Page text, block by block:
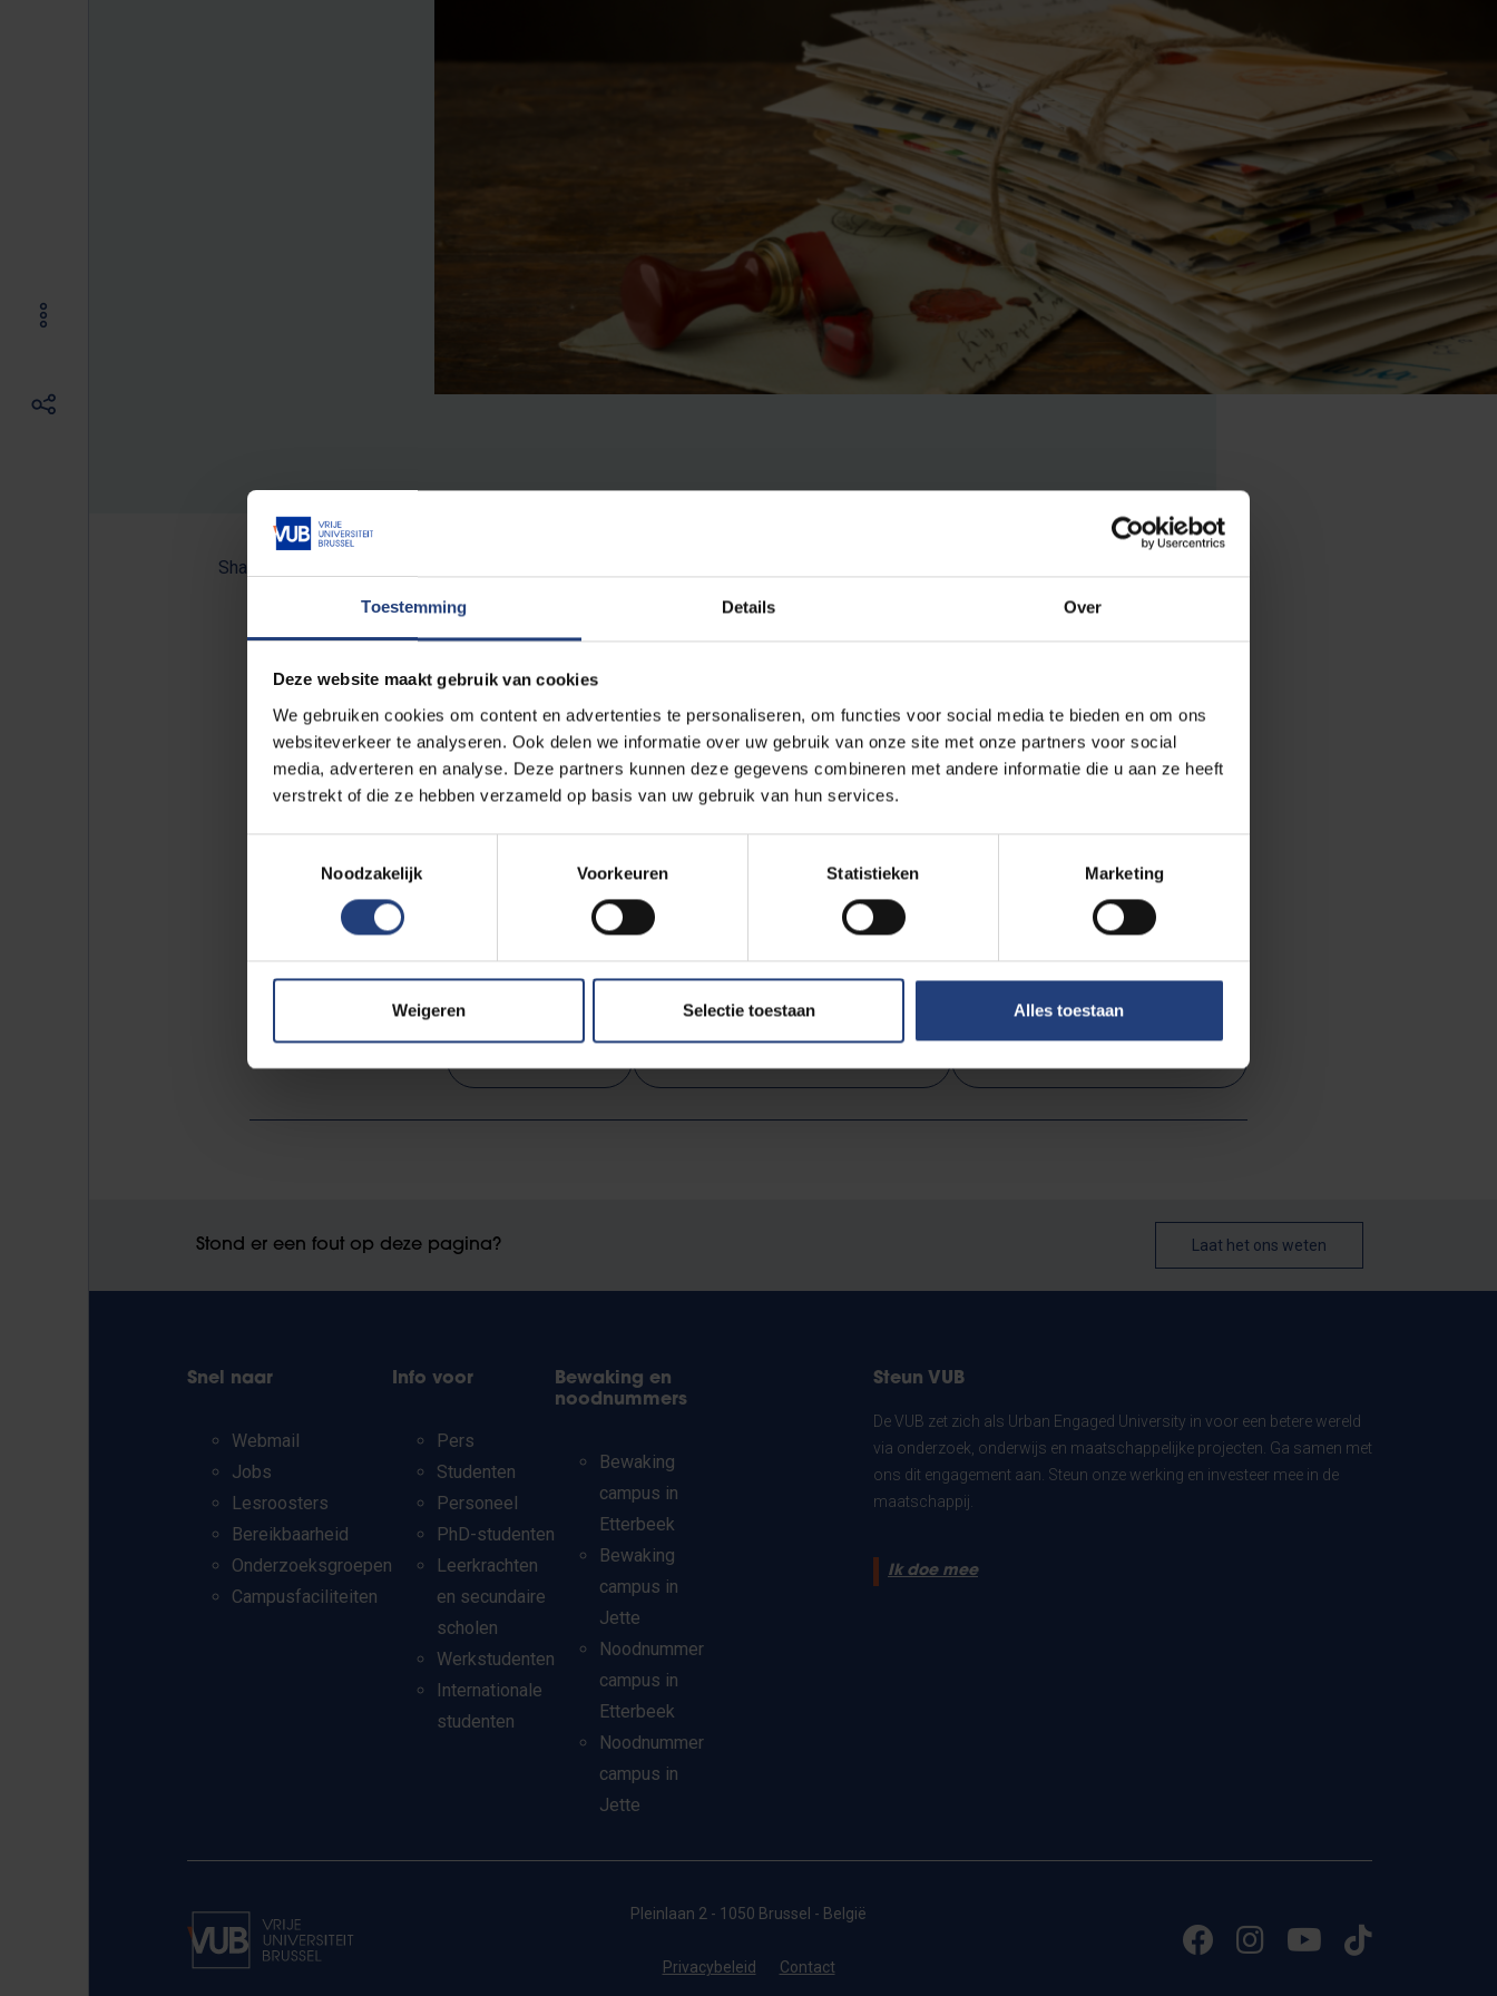
Toestemming Details Over
Deze website maakt gebruik van cookies
We gebruiken cookies om content en advertenties te personaliseren, om functies voor social media te bieden en om ons
websiteverkeer te analyseren. Ook delen we informatie over uw gebruik van onze site met onze partners voor social
media, adverteren en analyse. Deze partners kunnen deze gegevens combineren met andere informatie die u aan ze heeft
verstrekt of die ze hebben verzameld op basis van uw gebruik van hun services.
Noodzakelijk
Voorkeuren Statistieken Marketing
Weigeren Selectie toestaan Alles toestaan
Share:
Wist je dat heel wat Vlamingen rond de start van de twintigste eeuw naar Verenigde Staten trokken om een
nieuw (en beter) leven te beginnen? Het Red Star Line Museum gaat daarom op zoek naar brieven, postkaartjes
en dagboeken van vroege Vlaamse landverhuizers uit de zogenoaamde ‘Red Star Line-periode’. VUB-
doctoraatsonderzoeksterYasmin Crombezwil a.d.h.v. deze brieven de invloed van het Engels op het
taalgebruik van deze Vlaamse migranten onderzoeken. De brieven die ze stuurden naar hun vrienden en familie
in Vlaanderen kunnen namelijk heel wat prijs geven over hun taalgebruik, maar ook interessante historische
verhalen bevatten. Het museum zou daarom enkele verhalen willen opnemen in de vaste collectie. Lees meer
Stond er een fout op deze pagina? Laat het ons weten
Snel naar
Webmail
Jobs
Lesroosters
Bereikbaarheid
Onderzoeksgroepen
Campusfaciliteiten
Info voor
Pers
Studenten
Personeel
PhD-studenten
Leerkrachten
en secundaire
scholen
Werkstudenten
Internationale
studenten
Bewaking en
noodnummers
Bewaking
campus in
Etterbeek
Bewaking
campus in
Jette
Noodnummer
campus in
Etterbeek
Noodnummer
campus in
Jette
Steun VUB
De VUB zet zich als Urban Engaged University in voor een betere wereld
via onderzoek, onderwijs en maatschappelijke projecten. Ga samen met
ons dit engagement aan. Steun onze werking en investeer mee in de
maatschappij.
Ik doe mee
Pleinlaan 2 - 1050 Brussel - België
Privacybeleid Contact